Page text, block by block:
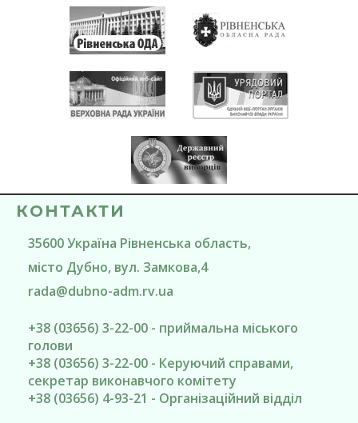
КОНТАКТИ
35600Україна Рівненська область,
місто Дубно, вул. Замкова,4
rada@dubno-adm.rv.ua
+38 (03656) 3-22-00 - приймальна міського
голови
+38 (03656) 3-22-00 - Керуючий справами,
секретар виконавчого комітету
+38 (03656) 4-93-21 - Організаційний відділ